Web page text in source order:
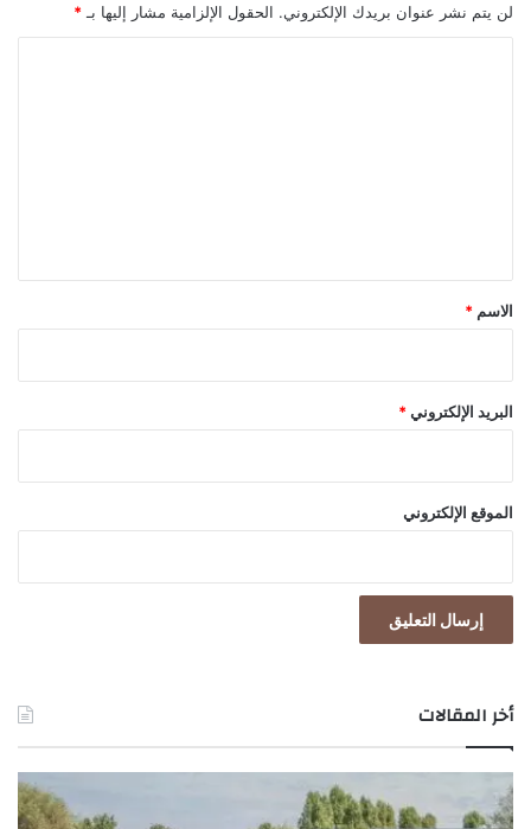
ي
2
0
لن يتم نشر عنوان بريدك الإلكتروني. الحقول الإلزامية مشار إليها بـ *
*
الاسم *
البريد الإلكتروني *
الموقع الإلكتروني
أخر المقالات